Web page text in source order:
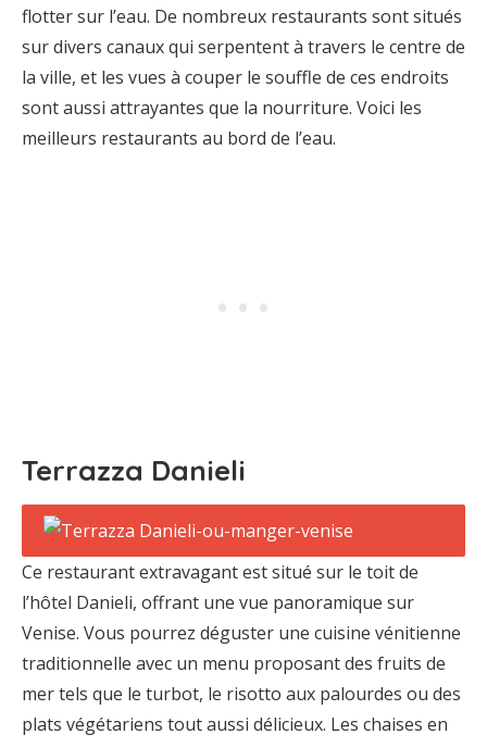
flotter sur l’eau. De nombreux restaurants sont situés
sur divers canaux qui serpentent à travers le centre de
la ville, et les vues à couper le souffle de ces endroits
sont aussi attrayantes que la nourriture. Voici les
meilleurs restaurants au bord de l’eau.
Terrazza Danieli
Ce restaurant extravagant est situé sur le toit de
l’hôtel Danieli, offrant une vue panoramique sur
Venise. Vous pourrez déguster une cuisine vénitienne
traditionnelle avec un menu proposant des fruits de
mer tels que le turbot, le risotto aux palourdes ou des
plats végétariens tout aussi délicieux. Les chaises en